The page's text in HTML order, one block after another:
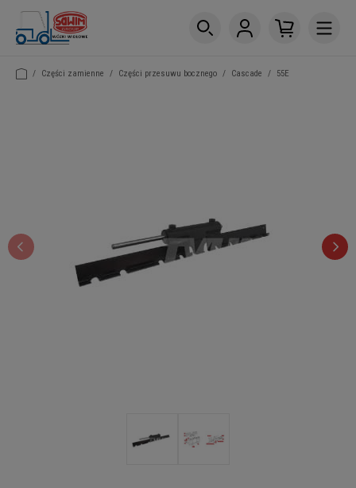
/ Części zamienne / Części przesuwu bocznego / Cascade / 55E